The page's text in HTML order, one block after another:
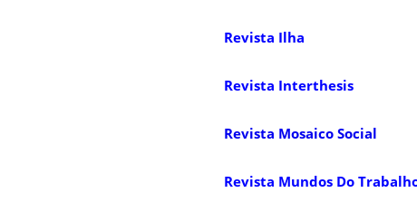
Revista Ilha
Revista Interthesis
Revista Mosaico Social
Revista Mundos Do